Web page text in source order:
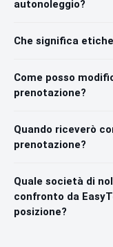
autonoleggio?
Che significa
Come posso
prenotazione?
Quando riceverò
prenotazione?
Quale società di
confronto da
posizione?